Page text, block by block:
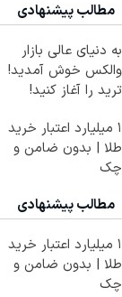
مطالب پیشنهادی
به دنیای عالی بازار
والکس خوش آمدید!
ترید را آغاز کنید!
۱ میلیارد اعتبار خرید
طلا | بدون ضامن و
چک
مطالب پیشنهادی
۱ میلیارد اعتبار خرید
طلا | بدون ضامن و
چک